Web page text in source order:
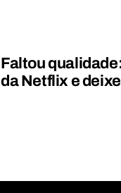
Faltou
da Netflix e